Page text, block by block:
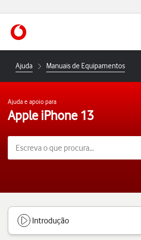
https://www.vodafone.pt
Ajuda Manuais de Equipamentos
Ajuda e apoio para
Apple iPhone 13
Introdução